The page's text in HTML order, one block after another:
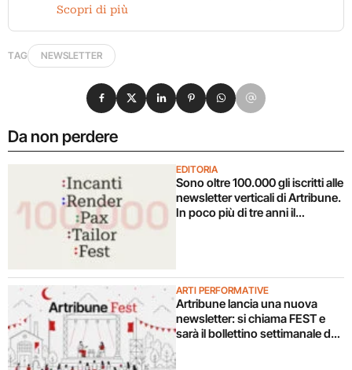
Scopri di più
TAG NEWSLETTER
Da non perdere
EDITORIA
Sono oltre 100.000 gli iscritti alle
newsletter verticali di Artribune.
In poco più di tre anni il
ARTI PERFORMATIVE
Artribune lancia una nuova
newsletter: si chiama FEST e
sarà il bollettino settimanale dei
Condividi su Facebook
Condividi su X
Condividi su LinkedIn
Condividi su Pinterest
Condividi su WhatsApp
Condividi su Email